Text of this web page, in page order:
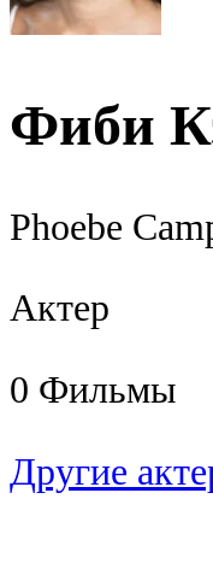
Фиби
Phoebe
Актер
0 Фильмы
Другие